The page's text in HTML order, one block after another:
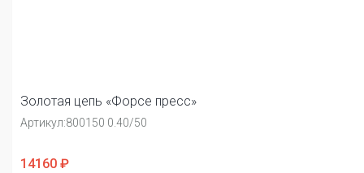
Золотая цепь «Форсе пресс»
Артикул:800150 0.40/50
14160 ₽